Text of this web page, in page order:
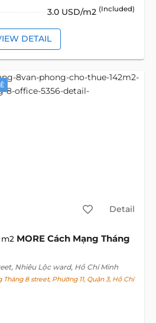
3.0 USD/m2 (Included)
DETAIL
Detail
MORE Cách Mạng Tháng
, Nhiêu Lộc ward, Hồ Chí Minh
8 street, Phường 11, Quận 3, Hồ Chí